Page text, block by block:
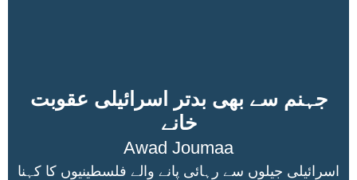
جہنم سے بھی بدتر اسرائیلی عقوبت
خانے
Awad Joumaa
اسرائیلی جیلوں سے رہائی پانے والے فلسطینیوں کا کہنا